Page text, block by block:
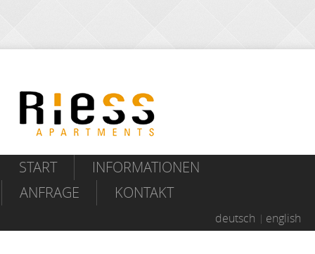
START
INFORMATIONEN
ANFRAGE
KONTAKT
deutsch english